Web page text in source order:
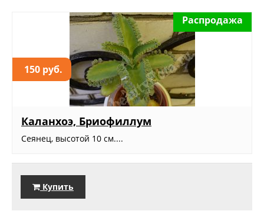
150 руб.
Распродажа
Каланхоэ, Бриофиллум
Сеянец, высотой 10 см....
Купить